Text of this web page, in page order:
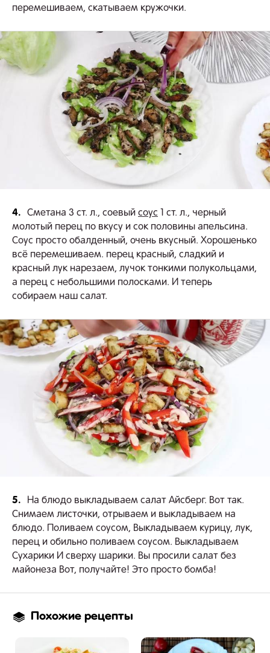
перемешиваем, скатываем кружочки.
4. Сметана 3 ст. л., соевый соус 1 ст. л., черный
молотый перец по вкусу и сок половины апельсина.
Соус просто обалденный, очень вкусный. Хорошенько
всё перемешиваем. перец красный, сладкий и
красный лук нарезаем, лучок тонкими полукольцами,
а перец с небольшими полосками. И теперь
собираем наш салат.
5.
На блюдо выкладываем салат Айсберг. Вот так.
Снимаем листочки, отрываем и выкладываем на
блюдо. Поливаем соусом, Выкладываем курицу, лук,
перец и обильно поливаем соусом. Выкладываем
Сухарики И сверху шарики. Вы просили салат без
майонеза Вот, получайте! Это просто бомба!
Похожие рецепты